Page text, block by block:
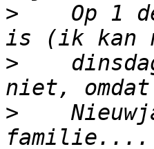
>
Op 1
>
>